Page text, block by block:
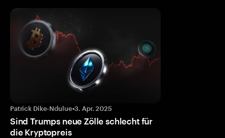
Patrick Dike-Ndulue•3. Apr. 2025
Sind Trumps neue Zölle schlecht für
die Kryptopreis